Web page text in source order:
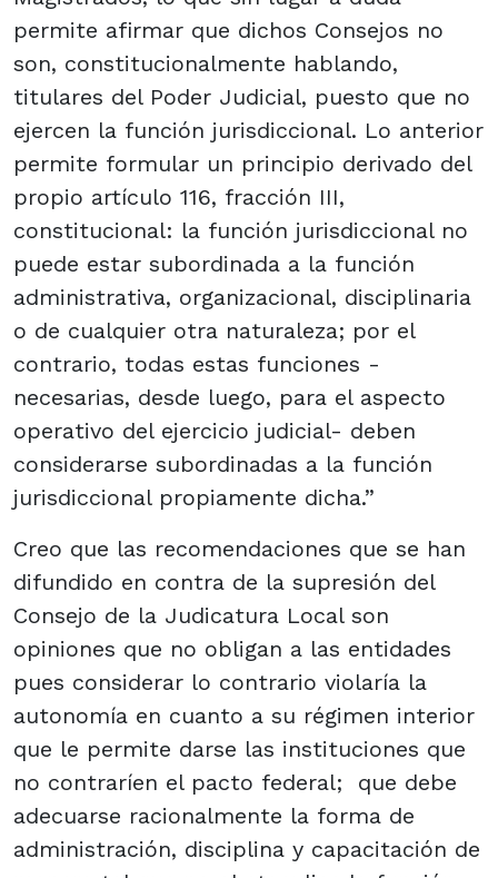
permite afirmar que dichos Consejos no
son, constitucionalmente hablando,
titulares del Poder Judicial, puesto que no
ejercen la función jurisdiccional. Lo anterior
permite formular un principio derivado del
propio artículo 116, fracción III,
constitucional: la función jurisdiccional no
puede estar subordinada a la función
administrativa, organizacional, disciplinaria
o de cualquier otra naturaleza; por el
contrario, todas estas funciones -
necesarias, desde luego, para el aspecto
operativo del ejercicio judicial- deben
considerarse subordinadas a la función
jurisdiccional propiamente dicha.”
Creo que las recomendaciones que se han
difundido en contra de la supresión del
Consejo de la Judicatura Local son
opiniones que no obligan a las entidades
pues considerar lo contrario violaría la
autonomía en cuanto a su régimen interior
que le permite darse las instituciones que
no contraríen el pacto federal; que debe
adecuarse racionalmente la forma de
administración, disciplina y capacitación de